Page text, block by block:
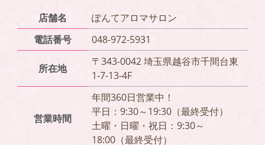
店舗名
ぽんてアロマサロン
電話番号
048-972-5931
所在地
〒343-0042 埼玉県越谷市千間台東
1-7-13-4F
営業時間
年間360日営業中！
平日：9:30～19:30（最終受付）
土曜・日曜・祝日：9:30～
18:00（最終受付）